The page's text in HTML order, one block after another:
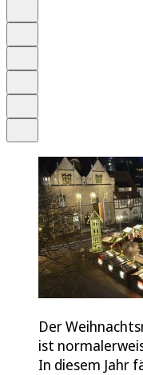
Der
ist
In diesem Jahr